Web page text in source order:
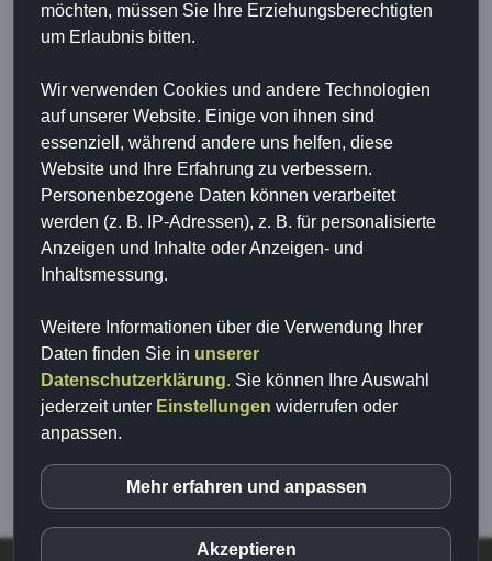
Freilandschweine
Lust auf mehr tierischen Content?
Dann besuch die Minischweinefarm gerne hier:
möchten, müssen Sie Ihre Erziehungsberechtigten
um Erlaubnis bitten.
Wir verwenden Cookies und andere Technologien
auf unserer Website. Einige von ihnen sind
essenziell, während andere uns helfen, diese
Website und Ihre Erfahrung zu verbessern.
Personenbezogene Daten können verarbeitet
werden (z. B. IP-Adressen), z. B. für personalisierte
Anzeigen und Inhalte oder Anzeigen- und
Inhaltsmessung.
Weitere Informationen über die Verwendung Ihrer
Daten finden Sie in unserer
Datenschutzerklärung. Sie können Ihre Auswahl
jederzeit unter Einstellungen widerrufen oder
anpassen.
inCMS
Mehr erfahren und anpassen
Akzeptieren